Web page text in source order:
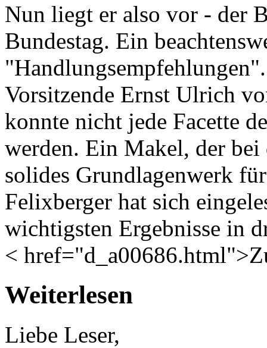
Nun liegt er also vor - der
Bundestag. Ein
Vorsitzende Ernst Ulrich
konnte nicht jede Facette
werden. Ein Makel, der
solides Grundlagenwerk
Felixberger hat sich
wichtigsten Ergebnisse in
<
Weiterlesen
Liebe Leser,